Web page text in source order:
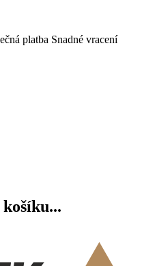
platba Snadné vracení